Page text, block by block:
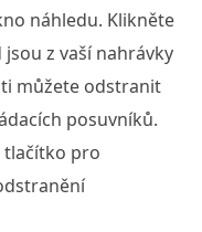
náhledu. Klikněte
jsou z vaší nahrávky
můžete odstranit
posuvníků.
tlačítko pro